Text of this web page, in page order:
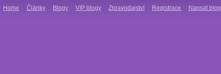
Home Články Blogy VIP blogy Zpravodajství Registrace Napsat blog